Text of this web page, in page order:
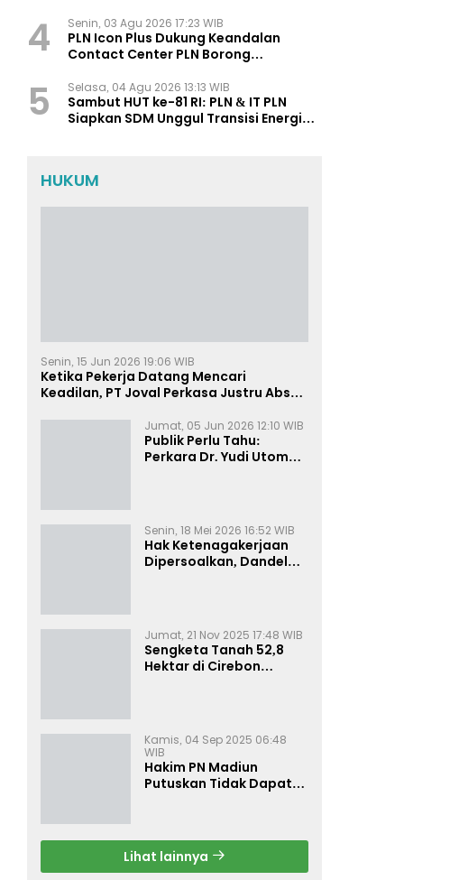
4 Senin, 03 Agu 2026 17:23 WIB
PLN Icon Plus Dukung Keandalan
Contact Center PLN Borong
5 Selasa, 04 Agu 2026 13:13 WIB
Sambut HUT ke-81 RI: PLN & IT PLN
Siapkan SDM Unggul Transisi Energi
HUKUM
Senin, 15 Jun 2026 19:06 WIB
Ketika Pekerja Datang Mencari
Keadilan, PT Joval Perkasa Justru Absen
Jumat, 05 Jun 2026 12:10 WIB
Publik Perlu Tahu:
Perkara Dr. Yudi Utomo
Resmi
Senin, 18 Mei 2026 16:52 WIB
Hak Ketenagakerjaan
Dipersoalkan, Dandel
Jumat, 21 Nov 2025 17:48 WIB
Sengketa Tanah 52,8
Hektar di Cirebon
Kamis, 04 Sep 2025 06:48
WIB
Hakim PN Madiun
Putuskan Tidak Dapat
Lihat lainnya